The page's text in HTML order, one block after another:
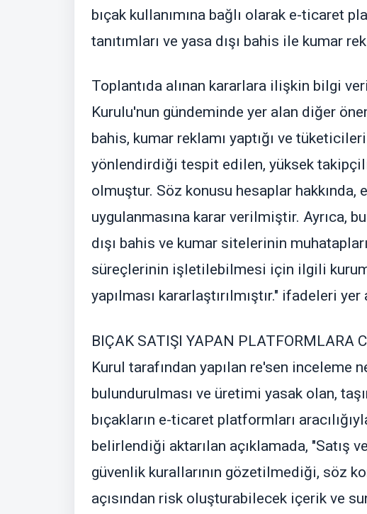
bıçak kullanımına bağlı olarak e-ticaret
tanıtımları ve yasa dışı bahis ile kumar
Toplantıda alınan kararlara ilişkin bilgi
Kurulu'nun gündeminde yer alan diğer
bahis, kumar reklamı yaptığı ve
yönlendirdiği tespit edilen, yüksek
olmuştur. Söz konusu hesaplar
uygulanmasına karar verilmiştir. Ayrıca,
dışı bahis ve kumar sitelerinin
süreçlerinin işletilebilmesi için ilgili
yapılması kararlaştırılmıştır." ifadeleri yer
BIÇAK SATIŞI YAPAN PLATFORMLARA
Kurul tarafından yapılan re'sen inceleme
bulundurulması ve üretimi yasak olan,
bıçakların e-ticaret platformları
belirlendiği aktarılan açıklamada, "Satış
güvenlik kurallarının gözetilmediği, söz
açısından risk oluşturabilecek içerik ve